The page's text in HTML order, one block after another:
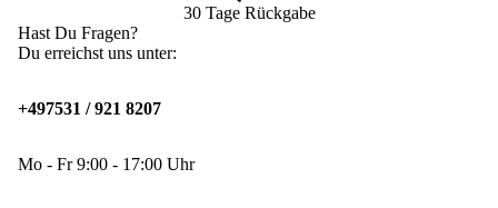
30 Tage Rückgabe
Hast Du Fragen?
Du erreichst uns unter:
+497531 / 921 8207
Mo - Fr 9:00 - 17:00 Uhr